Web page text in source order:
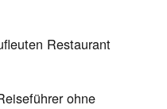
Restaurant
ohne